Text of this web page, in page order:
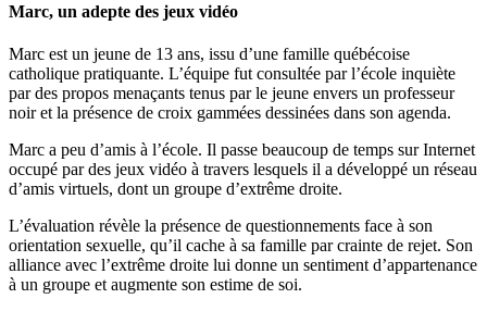
Marc, un adepte des jeux vidéo
Marc est un jeune de 13 ans, issu d’une famille québécoise
catholique pratiquante. L’équipe fut consultée par l’école inquiète
par des propos menaçants tenus par le jeune envers un professeur
noir et la présence de croix gammées dessinées dans son agenda.
Marc a peu d’amis à l’école. Il passe beaucoup de temps sur Internet
occupé par des jeux vidéo à travers lesquels il a développé un réseau
d’amis virtuels, dont un groupe d’extrême droite.
L’évaluation révèle la présence de questionnements face à son
orientation sexuelle, qu’il cache à sa famille par crainte de rejet. Son
alliance avec l’extrême droite lui donne un sentiment d’appartenance
à un groupe et augmente son estime de soi.